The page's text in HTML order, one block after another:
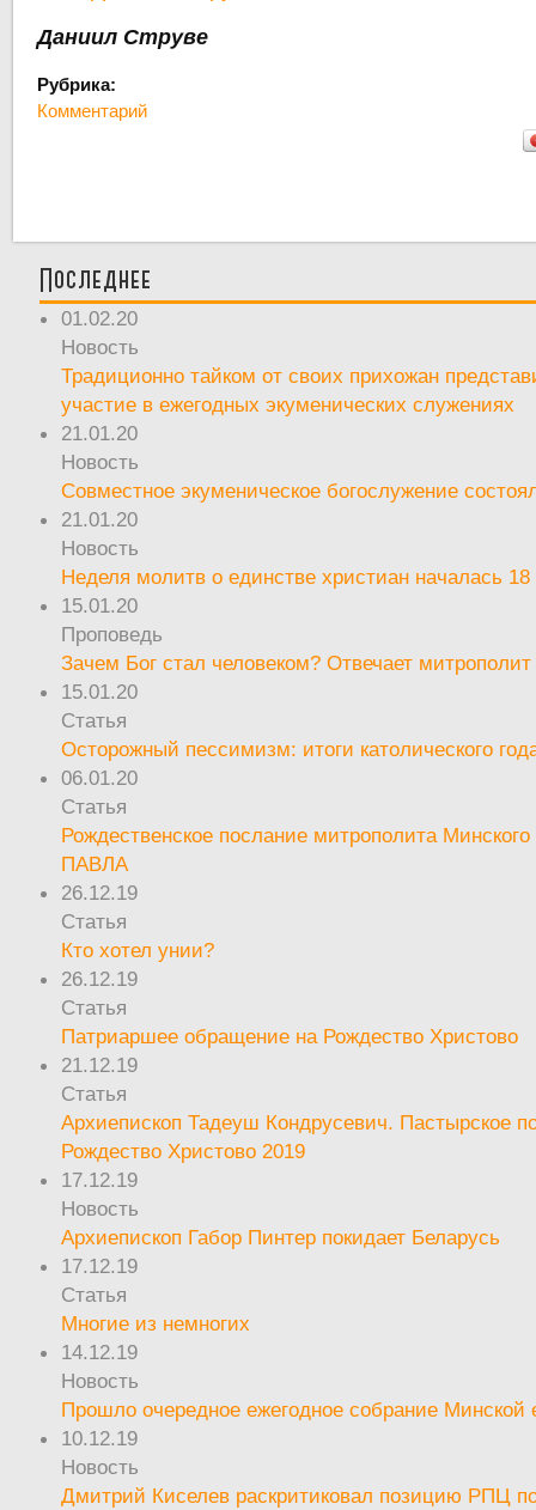
Даниил Струве
Рубрика:
Комментарий
Последнее
01.02.20
Новость
Традиционно тайком от своих прихожан
участие в ежегодных экуменических служениях
21.01.20
Новость
Совместное экуменическое богослужение
21.01.20
Новость
Неделя молитв о единстве христиан началась 18
15.01.20
Проповедь
Зачем Бог стал человеком? Отвечает
15.01.20
Статья
Осторожный пессимизм: итоги католического
06.01.20
Статья
Рождественское послание митрополита Минского
ПАВЛА
26.12.19
Статья
Кто хотел унии?
26.12.19
Статья
Патриаршее обращение на Рождество Христово
21.12.19
Статья
Архиепископ Тадеуш Кондрусевич. Пастырское
Рождество Христово 2019
17.12.19
Новость
Архиепископ Габор Пинтер покидает Беларусь
17.12.19
Статья
Многие из немногих
14.12.19
Новость
Прошло очередное ежегодное собрание
10.12.19
Новость
Дмитрий Киселев раскритиковал позицию РПЦ